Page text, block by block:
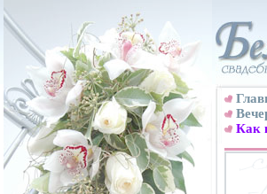
Как